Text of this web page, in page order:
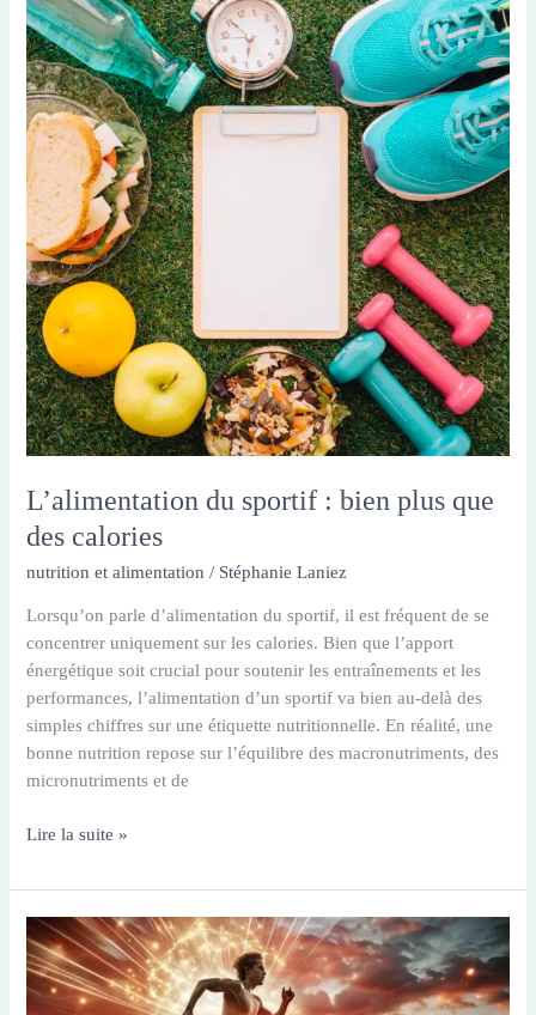
sportif
:
oui,
mais
lesquels
et
pourquoi
?
L’alimentation du sportif : bien plus que
des calories
nutrition et alimentation / Stéphanie Laniez
Lorsqu’on parle d’alimentation du sportif, il est fréquent de se
concentrer uniquement sur les calories. Bien que l’apport
énergétique soit crucial pour soutenir les entraînements et les
performances, l’alimentation d’un sportif va bien au-delà des
simples chiffres sur une étiquette nutritionnelle. En réalité, une
bonne nutrition repose sur l’équilibre des macronutriments, des
micronutriments et de
L’alimentation
sportif
:
bien
plus
que
Lire la suite »